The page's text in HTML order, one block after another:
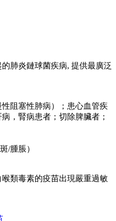
肺炎鏈球菌疾病, 提供最廣泛
阻塞性肺病）；患心血管疾
，腎病患者；切除脾臟者；
/腫脹）
類毒素的疫苗出現嚴重過敏